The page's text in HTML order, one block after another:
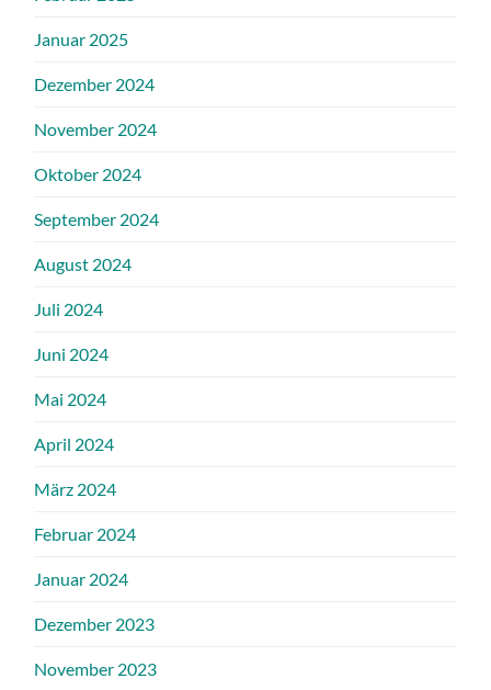
Januar 2025
Dezember 2024
November 2024
Oktober 2024
September 2024
August 2024
Juli 2024
Juni 2024
Mai 2024
April 2024
März 2024
Februar 2024
Januar 2024
Dezember 2023
November 2023